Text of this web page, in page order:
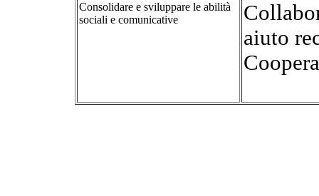
Consolidare e sviluppare le abilità
sociali e comunicative
aiuto